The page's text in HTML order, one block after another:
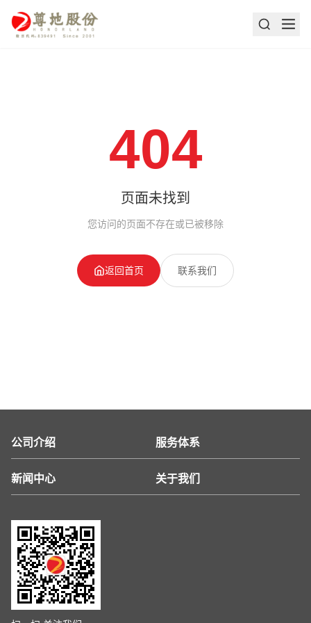
404
页面未找到
您访问的页面不存在或已被移除
返回首页 联系我们
公司介绍 服务体系
新闻中心 关于我们